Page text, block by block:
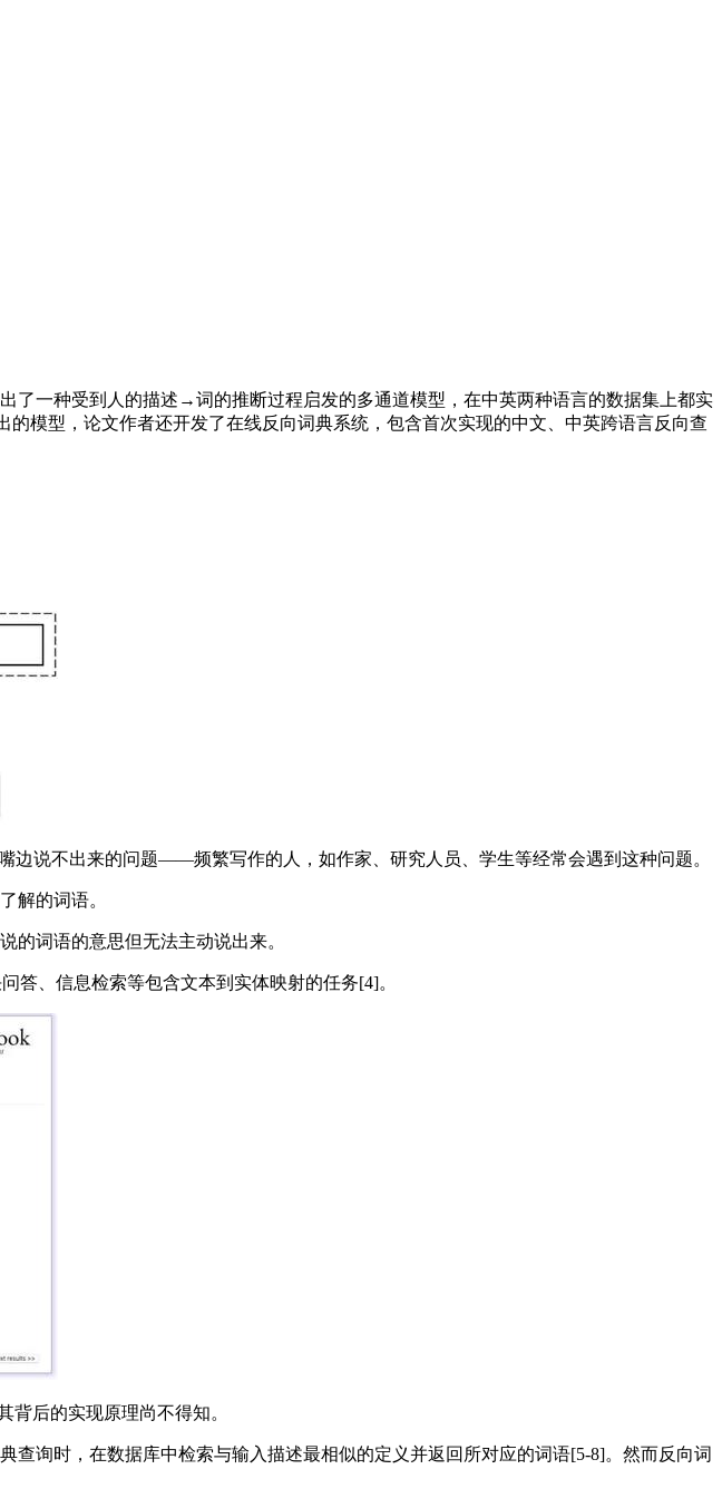
一种受到人的描述→词的推断过程启发的多通道模型，在中英两种语言的数据集上都实
模型，论文作者还开发了在线反向词典系统，包含首次实现的中文、中英跨语言反向查
说不出来的问题——频繁写作的人，如作家、研究人员、学生等经常会遇到这种问题。
解的词语。
词语的意思但无法主动说出来。
、信息检索等包含文本到实体映射的任务[4]。
后的实现原理尚不得知。
询时，在数据库中检索与输入描述最相似的定义并返回所对应的词语[5-8]。然而反向词